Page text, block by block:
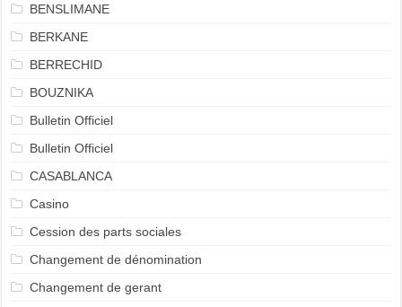
BENSLIMANE
BERKANE
BERRECHID
BOUZNIKA
Bulletin Officiel
Bulletin Officiel
CASABLANCA
Casino
Cession des parts sociales
Changement de dénomination
Changement de gerant